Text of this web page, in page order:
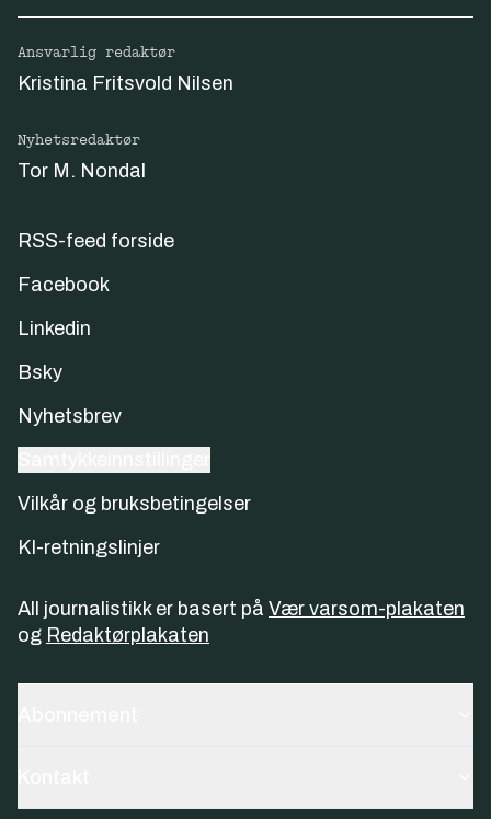
Ansvarlig redaktør
Kristina Fritsvold Nilsen
Nyhetsredaktør
Tor M. Nondal
RSS-feed forside
Facebook
Linkedin
Bsky
Nyhetsbrev
Vilkår og bruksbetingelser
KI-retningslinjer
All journalistikk er basert på Vær varsom-plakaten
og Redaktørplakaten